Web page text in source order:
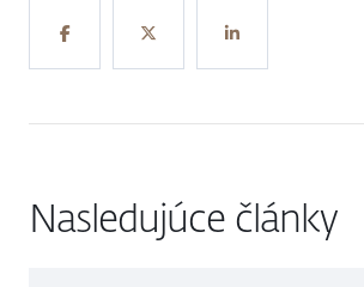
Nasledujúce články